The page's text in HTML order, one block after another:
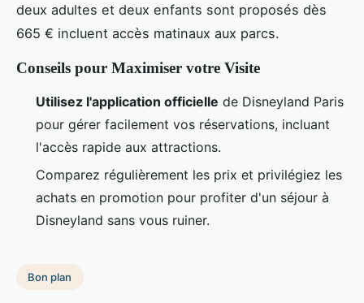
deux adultes et deux enfants sont proposés dès
665 € incluent accès matinaux aux parcs.
Conseils pour Maximiser votre Visite
Utilisez l'application officielle de Disneyland Paris
pour gérer facilement vos réservations, incluant
l'accès rapide aux attractions.
Comparez régulièrement les prix et privilégiez les
achats en promotion pour profiter d'un séjour à
Disneyland sans vous ruiner.
Bon plan